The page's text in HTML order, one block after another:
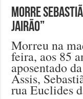
Morre
Jairão”
Morreu na
feira, aos 85
aposentado
Assis,
rua Euclides